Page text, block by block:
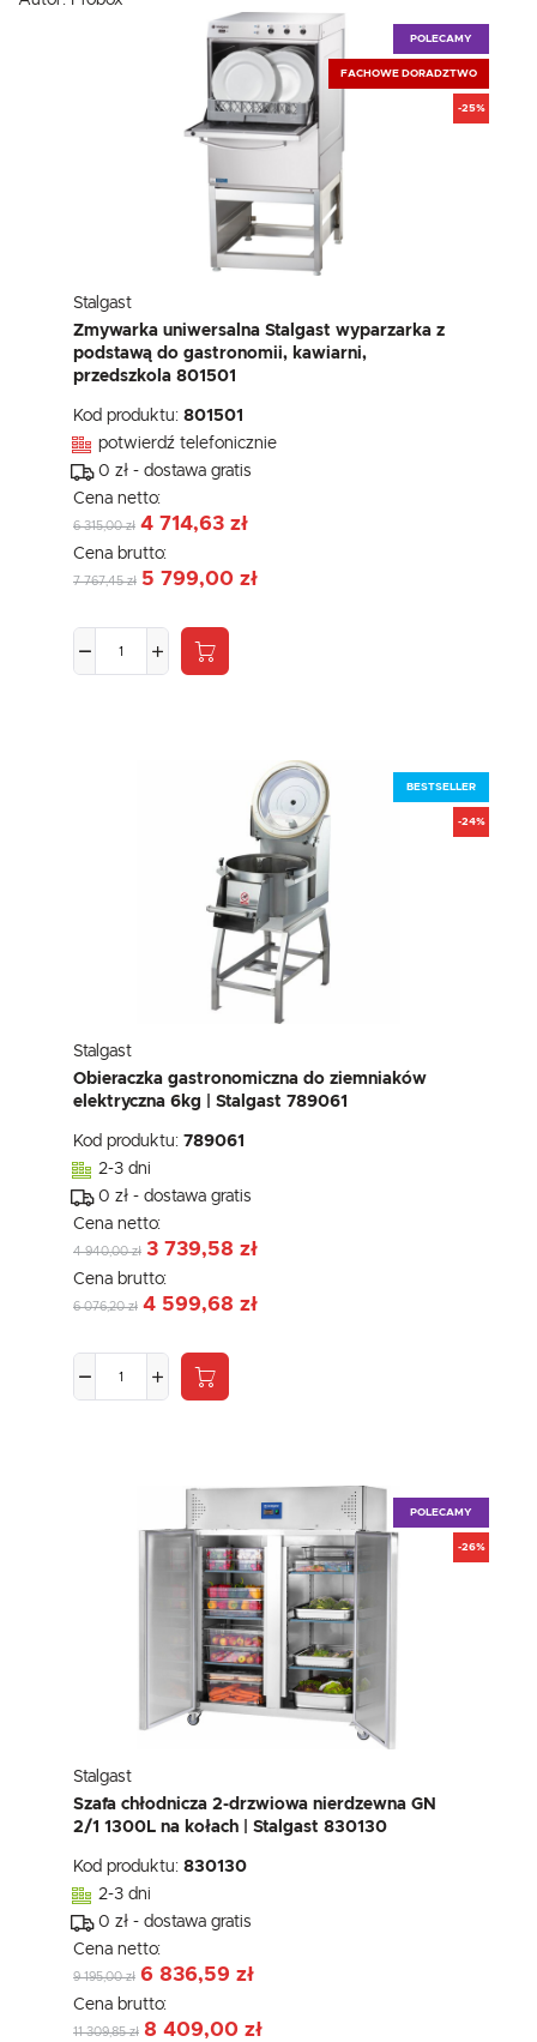
POLECAMY
FACHOWE DORADZTWO
-25%
Stalgast
Zmywarka uniwersalna Stalgast wyparzarka z
podstawą do gastronomii, kawiarni,
przedszkola 801501
Kod produktu: 801501
potwierdź telefonicznie
0 zł - dostawa gratis
Cena netto:
6 315,00 zł 4 714,63 zł
Cena brutto:
7 767,45 zł 5 799,00 zł
BESTSELLER
-24%
Stalgast
Obieraczka gastronomiczna do ziemniaków
elektryczna 6kg | Stalgast 789061
Kod produktu: 789061
2-3 dni
0 zł - dostawa gratis
Cena netto:
4 940,00 zł 3 739,58 zł
Cena brutto:
6 076,20 zł 4 599,68 zł
POLECAMY
-26%
Stalgast
Szafa chłodnicza 2-drzwiowa nierdzewna GN
2/1 1300L na kołach | Stalgast 830130
Kod produktu: 830130
2-3 dni
0 zł - dostawa gratis
Cena netto:
9 195,00 zł 6 836,59 zł
Cena brutto:
11 309,85 zł 8 409,00 zł